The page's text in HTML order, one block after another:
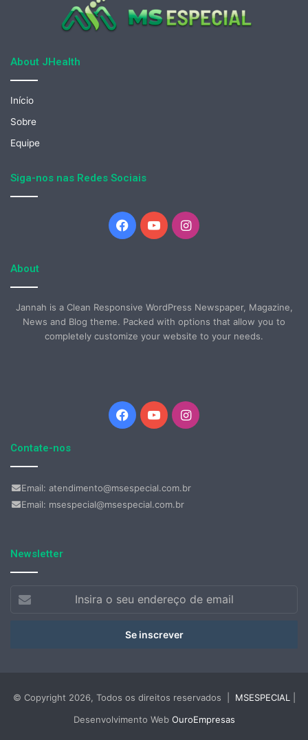
About JHealth
Início
Sobre
Equipe
Siga-nos nas Redes Sociais
Facebook
YouTubeInstagram
About
Jannah is a Clean Responsive WordPress Newspaper, Magazine,
News and Blog theme. Packed with options that allow you to
completely customize your website to your needs.
Facebook
YouTubeInstagram
Contate-nos
Email: atendimento@msespecial.com.br
Email: msespecial@msespecial.com.br
Newsletter
© Copyright 2026, Todos os direitos reservados | MSESPECIAL
Desenvolvimento Web OuroEmpresas